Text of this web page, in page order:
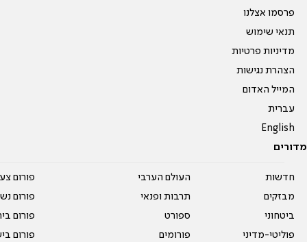
פרסמו אצלנו
תנאי שימוש
מדיניות פרטיות
הצהרת נגישות
המייל האדום
עברית
English
מדורים
חדשות
מבזקים
ביטחוני
פוליטי-מדיני
העולם הערבי
תרבות ופנאי
ספורט
פורומים
פורום
פורום
פורום
פורום